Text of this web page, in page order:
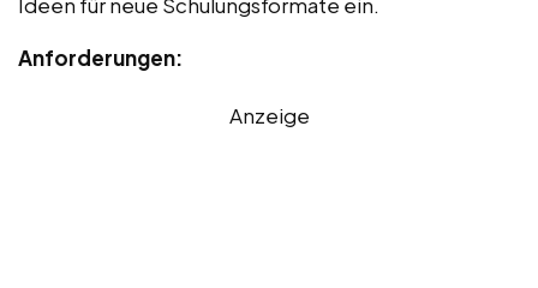
Anforderungen:
Anzeige